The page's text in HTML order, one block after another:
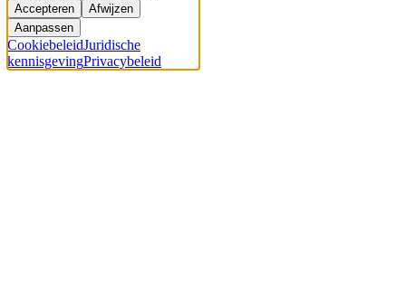
Accepteren
Afwijzen
Aanpassen
CookiebeleidJuridische
kennisgevingPrivacybeleid